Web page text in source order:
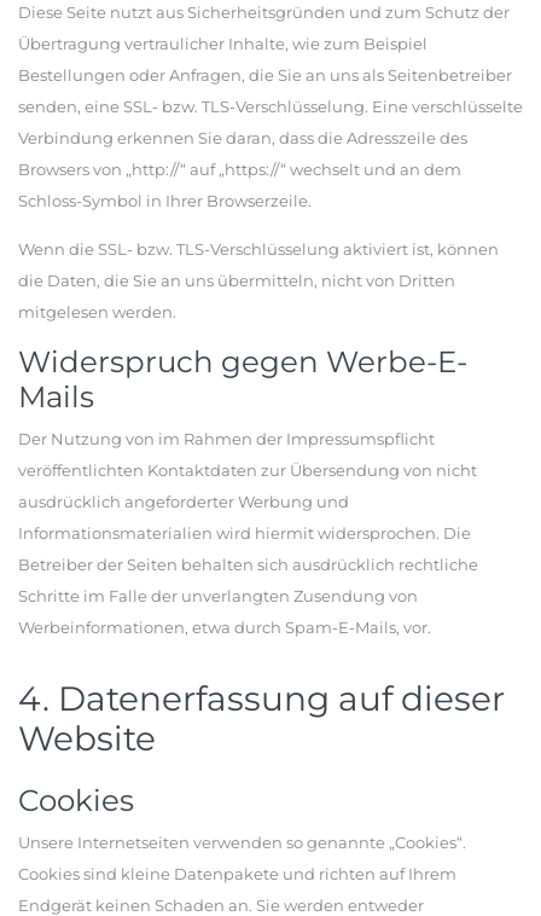
Diese Seite nutzt aus Sicherheitsgründen und zum Schutz der
Übertragung vertraulicher Inhalte, wie zum Beispiel
Bestellungen oder Anfragen, die Sie an uns als Seitenbetreiber
senden, eine SSL- bzw. TLS-Verschlüsselung. Eine verschlüsselte
Verbindung erkennen Sie daran, dass die Adresszeile des
Browsers von „http://“ auf „https://“ wechselt und an dem
Schloss-Symbol in Ihrer Browserzeile.
Wenn die SSL- bzw. TLS-Verschlüsselung aktiviert ist, können
die Daten, die Sie an uns übermitteln, nicht von Dritten
mitgelesen werden.
Widerspruch gegen Werbe-E-
Mails
Der Nutzung von im Rahmen der Impressumspflicht
veröffentlichten Kontaktdaten zur Übersendung von nicht
ausdrücklich angeforderter Werbung und
Informationsmaterialien wird hiermit widersprochen. Die
Betreiber der Seiten behalten sich ausdrücklich rechtliche
Schritte im Falle der unverlangten Zusendung von
Werbeinformationen, etwa durch Spam-E-Mails, vor.
4. Datenerfassung auf dieser
Website
Cookies
Unsere Internetseiten verwenden so genannte „Cookies“.
Cookies sind kleine Datenpakete und richten auf Ihrem
Endgerät keinen Schaden an. Sie werden entweder